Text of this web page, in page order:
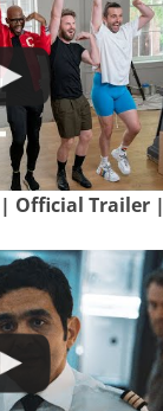
| Official Trailer |